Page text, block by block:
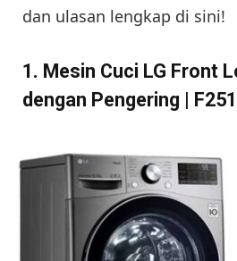
dan ulasan lengkap di sini!
1. Mesin Cuci LG Front
dengan Pengering |